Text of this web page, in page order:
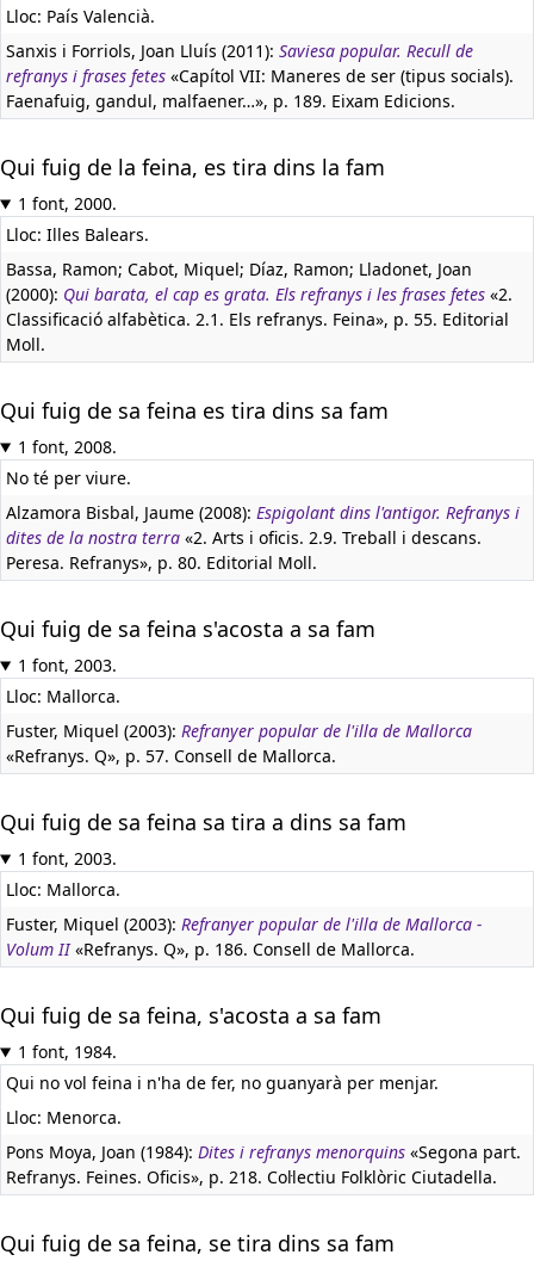
Lloc: País Valencià.
Sanxis i Forriols, Joan Lluís (2011): Saviesa popular. Recull de
refranys i frases fetes «Capítol VII: Maneres de ser (tipus socials).
Faenafuig, gandul, malfaener…», p. 189. Eixam Edicions.
Qui fuig de la feina, es tira dins la fam
1 font, 2000.
Lloc: Illes Balears.
Bassa, Ramon; Cabot, Miquel; Díaz, Ramon; Lladonet, Joan
(2000): Qui barata, el cap es grata. Els refranys i les frases fetes «2.
Classificació alfabètica. 2.1. Els refranys. Feina», p. 55. Editorial
Moll.
Qui fuig de sa feina es tira dins sa fam
1 font, 2008.
No té per viure.
Alzamora Bisbal, Jaume (2008): Espigolant dins l'antigor. Refranys i
dites de la nostra terra «2. Arts i oficis. 2.9. Treball i descans.
Peresa. Refranys», p. 80. Editorial Moll.
Qui fuig de sa feina s'acosta a sa fam
1 font, 2003.
Lloc: Mallorca.
Fuster, Miquel (2003): Refranyer popular de l'illa de Mallorca
«Refranys. Q», p. 57. Consell de Mallorca.
Qui fuig de sa feina sa tira a dins sa fam
1 font, 2003.
Lloc: Mallorca.
Fuster, Miquel (2003): Refranyer popular de l'illa de Mallorca -
Volum II«Refranys. Q», p. 186. Consell de Mallorca.
Qui fuig de sa feina, s'acosta a sa fam
1 font, 1984.
Qui no vol feina i n'ha de fer, no guanyarà per menjar.
Lloc: Menorca.
Pons Moya, Joan (1984): Dites i refranys menorquins «Segona part.
Refranys. Feines. Oficis», p. 218. Col·lectiu Folklòric Ciutadella.
Qui fuig de sa feina, se tira dins sa fam